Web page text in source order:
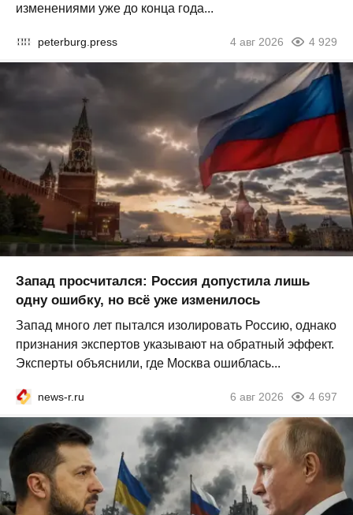
изменениями уже до конца года...
peterburg.press 4 авг 2026 4 929
Запад просчитался: Россия допустила лишь
одну ошибку, но всё уже изменилось
Запад много лет пытался изолировать Россию, однако
признания экспертов указывают на обратный эффект.
Эксперты объяснили, где Москва ошиблась...
news-r.ru 6 авг 2026 4 697